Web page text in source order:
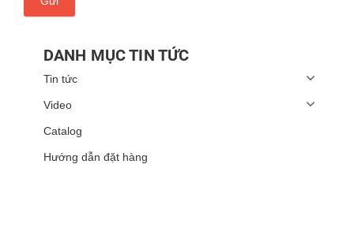
DANH MỤC TIN TỨC
Tin tức
Video
Catalog
Hướng dẫn đặt hàng